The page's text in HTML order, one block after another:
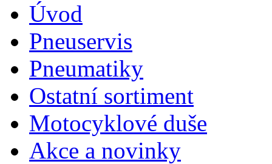
Úvod
Pneuservis
Pneumatiky
Ostatní sortiment
Motocyklové duše
Akce a novinky